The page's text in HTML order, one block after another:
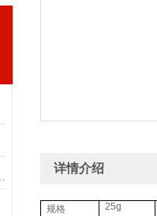
详情介绍
规格 25g